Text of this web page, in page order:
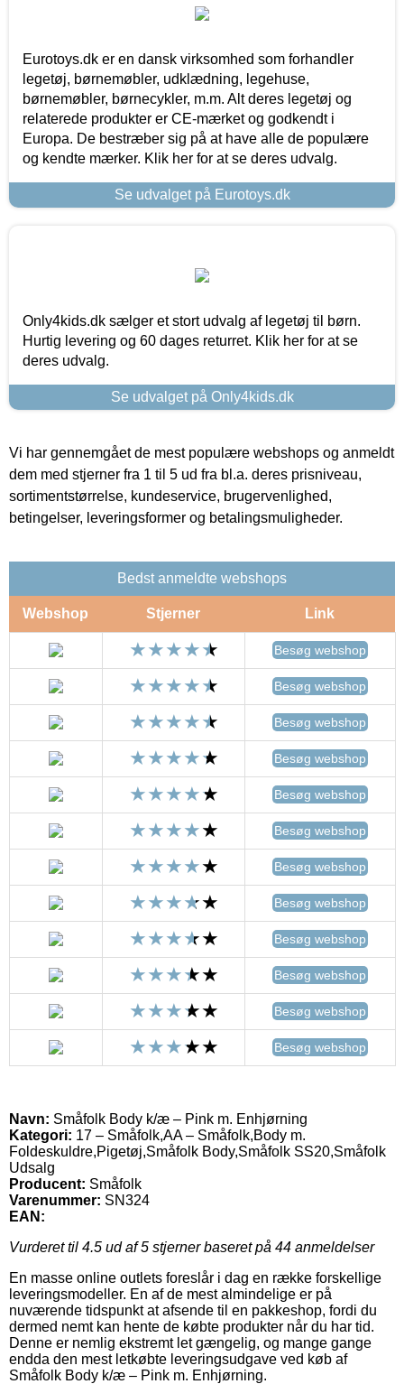
Eurotoys.dk er en dansk virksomhed som forhandler
legetøj, børnemøbler, udklædning, legehuse,
børnemøbler, børnecykler, m.m. Alt deres legetøj og
relaterede produkter er CE-mærket og godkendt i
Europa. De bestræber sig på at have alle de populære
og kendte mærker. Klik her for at se deres udvalg.
Se udvalget på Eurotoys.dk
Only4kids.dk sælger et stort udvalg af legetøj til børn.
Hurtig levering og 60 dages returret. Klik her for at se
deres udvalg.
Se udvalget på Only4kids.dk
Vi har gennemgået de mest populære webshops og anmeldt
dem med stjerner fra 1 til 5 ud fra bl.a. deres prisniveau,
sortimentstørrelse, kundeservice, brugervenlighed,
betingelser, leveringsformer og betalingsmuligheder.
Bedst anmeldte webshops
Webshop Stjerner Link
Besøg webshop
Besøg webshop
Besøg webshop
Besøg webshop
Besøg webshop
Besøg webshop
Besøg webshop
Besøg webshop
Besøg webshop
Besøg webshop
Besøg webshop
Besøg webshop
Navn: Småfolk Body k/æ – Pink m. Enhjørning
Kategori: 17 – Småfolk,AA – Småfolk,Body m.
Foldeskuldre,Pigetøj,Småfolk Body,Småfolk SS20,Småfolk
Udsalg
Producent: Småfolk
Varenummer: SN324
EAN:
Vurderet til 4.5 ud af 5 stjerner baseret på 44 anmeldelser
En masse online outlets foreslår i dag en række forskellige
leveringsmodeller. En af de mest almindelige er på
nuværende tidspunkt at afsende til en pakkeshop, fordi du
dermed nemt kan hente de købte produkter når du har tid.
Denne er nemlig ekstremt let gængelig, og mange gange
endda den mest letkøbte leveringsudgave ved køb af
Småfolk Body k/æ – Pink m. Enhjørning.